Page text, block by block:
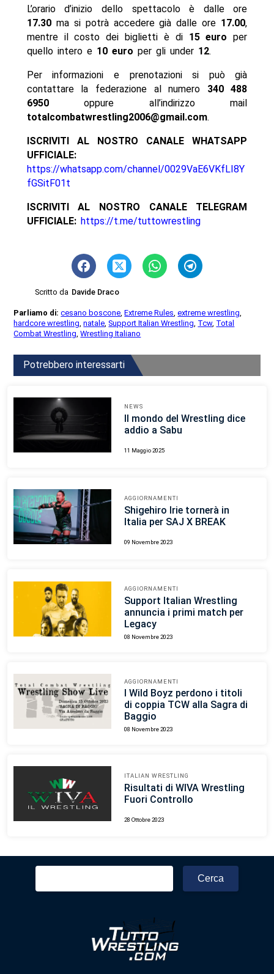
L’orario d’inizio dello spettacolo è dalle ore
17.30ma si potrà accedere già dalle ore 17.00,
mentre il costo dei biglietti è di 15 euro per
quello intero e 10 euro per gli under 12.
Per informazioni e prenotazioni si può già
contattare la federazione al numero 340 488
6950oppure all’indirizzo mail
totalcombatwrestling2006@gmail.com.
ISCRIVITI AL NOSTRO CANALE WHATSAPP
UFFICIALE:
https://whatsapp.com/channel/0029VaE6VKfLI8Y
fGSitF01t
ISCRIVITI AL NOSTRO CANALE TELEGRAM
UFFICIALE: https://t.me/tuttowrestling
Scritto da Davide Draco
Parliamo di:cesano boscone,Extreme Rules,extreme wrestling,
hardcore wrestling,natale,Support Italian Wrestling, Tcw, Total
Combat Wrestling,Wrestling Italiano
Potrebbero interessarti
NEWS
Il mondo del Wrestling dice
addio a Sabu
11 Maggio 2025
AGGIORNAMENTI
Shigehiro Irie tornerà in
Italia per SAJ X BREAK
09 Novembre 2023
AGGIORNAMENTI
Support Italian Wrestling
annuncia i primi match per
Legacy
08 Novembre 2023
AGGIORNAMENTI
I Wild Boyz perdono i titoli
di coppia TCW alla Sagra di
Baggio
08 Novembre 2023
ITALIAN WRESTLING
Risultati di WIVA Wrestling
Fuori Controllo
28 Ottobre 2023